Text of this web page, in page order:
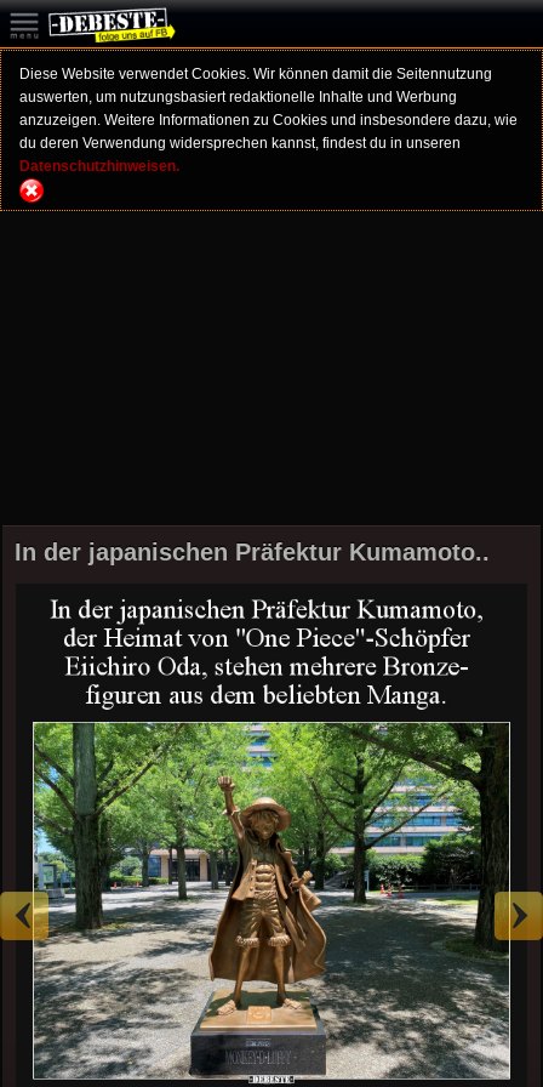
Diese Website verwendet Cookies. Wir können damit die Seitennutzung
auswerten, um nutzungsbasiert redaktionelle Inhalte und Werbung
anzuzeigen. Weitere Informationen zu Cookies und insbesondere dazu, wie
du deren Verwendung widersprechen kannst, findest du in unseren
Datenschutzhinweisen.
In der japanischen Präfektur Kumamoto..